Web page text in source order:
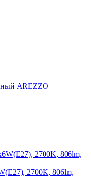
AREZZO
2700K, 806lm,